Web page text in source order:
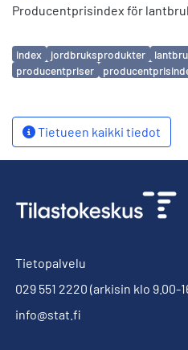
Producentprisindex för
Avainsanat
index jordbruksprodukter
producentpriser
Tietueen kaikki tiedot
Tietopalvelu
029 551 2220 (arkisin klo 9.00-
info@stat.fi